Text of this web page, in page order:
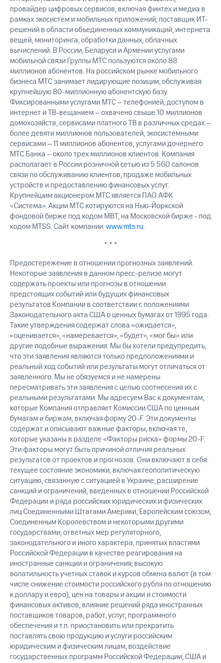
провайдер цифровых сервисов, включая финтех и медиа в
рамках экосистем и мобильных приложений; поставщик ИТ-
решений в области объединенных коммуникаций, интернета
вещей, мониторинга, обработки данных, облачных
вычислений. В России, Беларуси и Армении услугами
мобильной связи Группы МТС пользуются около 88
миллионов абонентов. На российском рынке мобильного
бизнеса МТС занимает лидирующие позиции, обслуживая
крупнейшую 80-миллионную абонентскую базу.
Фиксированными услугами МТС – телефонией, доступом в
интернет и ТВ-вещанием – охвачено свыше 10 миллионов
домохозяйств, сервисами платного ТВ в различных средах –
более девяти миллионов пользователей, экосистемными
сервисами – 11 миллионов абонентов, услугами дочернего
МТС Банка – около трех миллионов клиентов. Компания
располагает в России розничной сетью из 5 560 салонов
связи по обслуживанию клиентов, продаже мобильных
устройств и предоставлению финансовых услуг.
Крупнейшим акционером МТС является ПАО АФК
«Система». Акции МТС котируются на Нью-Йоркской
фондовой бирже под кодом MBT, на Московской бирже - под
кодом MTSS. Сайт компании:www.mts.ru.
* * *
Предостережение в отношении прогнозных заявлений.
Некоторые заявления в данном пресс-релизе могут
содержать проекты или прогнозы в отношении
предстоящих событий или будущих финансовых
результатов Компании в соответствии с положениями
Законодательного акта США о ценных бумагах от 1995 года.
Такие утверждения содержат слова «ожидается»,
«оценивается», «намеревается», «будет», «мог бы» или
другие подобные выражения. Мы бы хотели предупредить,
что эти заявления являются только предположениями и
реальный ход событий или результаты могут отличаться от
заявленного. Мы не обязуемся и не намерены
пересматривать эти заявления с целью соотнесения их с
реальными результатами. Мы адресуем Вас к документам,
которые Компания отправляет Комиссии США по ценным
бумагам и биржам, включая форму 20-F. Эти документы
содержат и описывают важные факторы, включая те,
которые указаны в разделе «Факторы риска» формы 20-F.
Эти факторы могут быть причиной отличия реальных
результатов от проектов и прогнозов. Они включают в себя:
текущее состояние экономики, включая геополитическую
ситуацию, связанную с ситуацией в Украине; расширение
санкций и ограничений, введенных в отношении Российской
Федерации и ряда российских юридических и физических
лиц Соединенными Штатами Америки, Европейским союзом,
Соединенным Королевством и некоторыми другими
государствами; ответных мер регуляторного,
законодательного и иного характера, принятых властями
Российской Федерации в качестве реагирования на
иностранные санкции и ограничения; высокую
волатильность учетных ставок и курсов обмена валют (в том
числе снижение стоимости российского рубля по отношению
к доллару и евро), цен на товары и акции и стоимости
финансовых активов; влияние решений ряда иностранных
поставщиков товаров, работ, услуг, программного
обеспечения и т.п. приостановить или прекратить
поставлять свою продукцию и услуги российским
юридическим и физическим лицам; воздействие
государственных программ Российской Федерации, США и